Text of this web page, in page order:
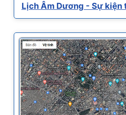
Lịch Âm Dương - Sự kiện